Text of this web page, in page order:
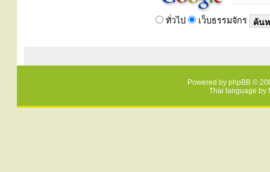
ทั่วไป เว็บธรรมจักร
Powered by phpBB ©
Thai language by